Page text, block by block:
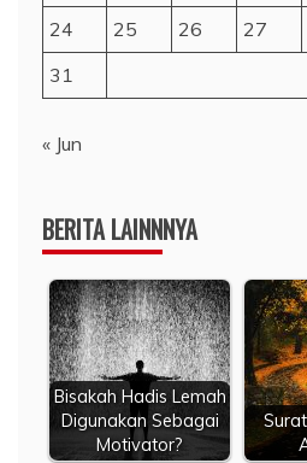
24
25 26 27
31
« Jun
BERITA LAINNNYA
Bisakah Hadis Lemah
Digunakan Sebagai
Motivator?